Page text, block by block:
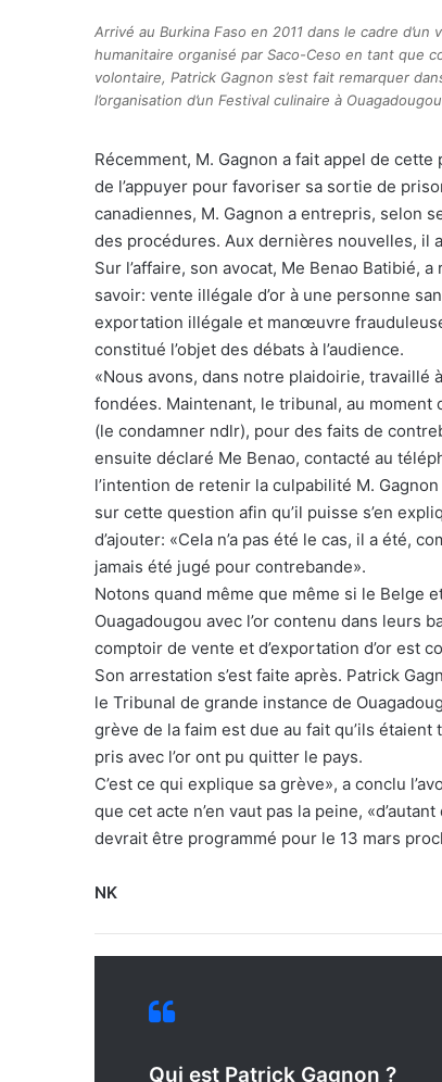
Arrivé au Burkina Faso en 2011 dans le cadre d’un
humanitaire organisé par Saco-Ceso en tant que
volontaire, Patrick Gagnon s’est fait remarquer
l’organisation d’un Festival culinaire à
Récemment, M. Gagnon a fait appel de cette
de l’appuyer pour favoriser sa sortie de
canadiennes, M. Gagnon a entrepris, selon
des procédures. Aux dernières nouvelles, il
Sur l’affaire, son avocat, Me Benao Batibié,
savoir: vente illégale d’or à une personne
exportation illégale et manœuvre
constitué l’objet des débats à l’audience.
«Nous avons, dans notre plaidoirie,
fondées. Maintenant, le tribunal, au
(le condamner ndlr), pour des faits de
ensuite déclaré Me Benao, contacté au
l’intention de retenir la culpabilité M.
sur cette question afin qu’il puisse s’en
d’ajouter: «Cela n’a pas été le cas, il a été,
jamais été jugé pour contrebande».
Notons quand même que même si le Belge
Ouagadougou avec l’or contenu dans leurs
comptoir de vente et d’exportation d’or est
Son arrestation s’est faite après. Patrick
le Tribunal de grande instance de
grève de la faim est due au fait qu’ils
pris avec l’or ont pu quitter le pays.
C’est ce qui explique sa grève», a conclu
que cet acte n’en vaut pas la peine,
devrait être programmé pour le 13 mars
NK
Qui est Patrick Gagnon ?